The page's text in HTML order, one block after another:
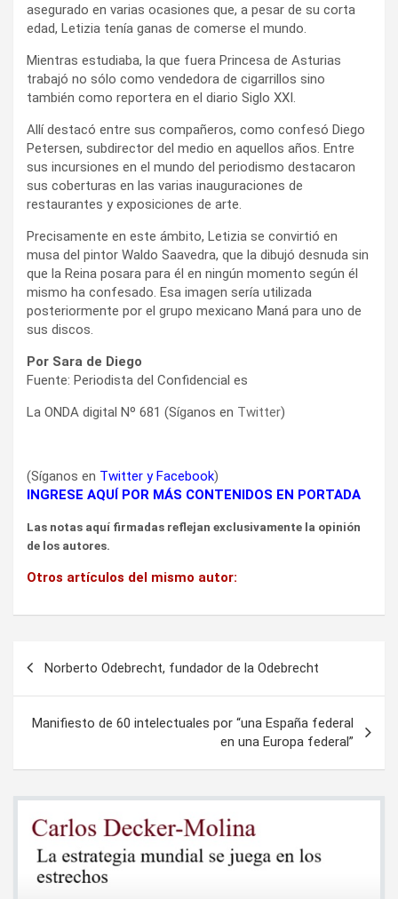
asegurado en varias ocasiones que, a pesar de su corta
edad, Letizia tenía ganas de comerse el mundo.
Mientras estudiaba, la que fuera Princesa de Asturias
trabajó no sólo como vendedora de cigarrillos sino
también como reportera en el diario Siglo XXI.
Allí destacó entre sus compañeros, como confesó Diego
Petersen, subdirector del medio en aquellos años. Entre
sus incursiones en el mundo del periodismo destacaron
sus coberturas en las varias inauguraciones de
restaurantes y exposiciones de arte.
Precisamente en este ámbito, Letizia se convirtió en
musa del pintor Waldo Saavedra, que la dibujó desnuda sin
que la Reina posara para él en ningún momento según él
mismo ha confesado. Esa imagen sería utilizada
posteriormente por el grupo mexicano Maná para uno de
sus discos.
Por Sara de Diego
Fuente: Periodista del Confidencial es
La ONDA digital Nº 681 (Síganos en Twitter)
(Síganos en Twitter yFacebook)
INGRESE AQUÍ POR MÁS CONTENIDOS EN PORTADA
Las notas aquí firmadas reflejan exclusivamente la opinión
de los autores.
Otros artículos del mismo autor:
entradas
Norberto Odebrecht, fundador de la Odebrecht
Manifiesto de 60 intelectuales por “una España federal
en una Europa federal”